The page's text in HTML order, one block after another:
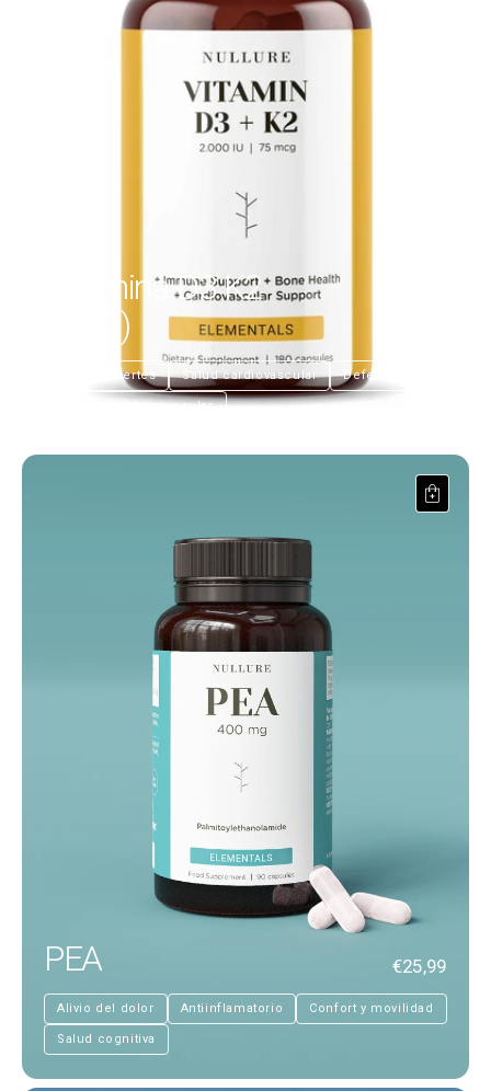
Vitamina D3 K2
(MK7)
Huesos fuertes Salud cardiovascular Defensas
Recuperación muscular
PEA
PEA €25,99
Alivio del dolor Antiinflamatorio Confort y movilidad
Salud cognitiva